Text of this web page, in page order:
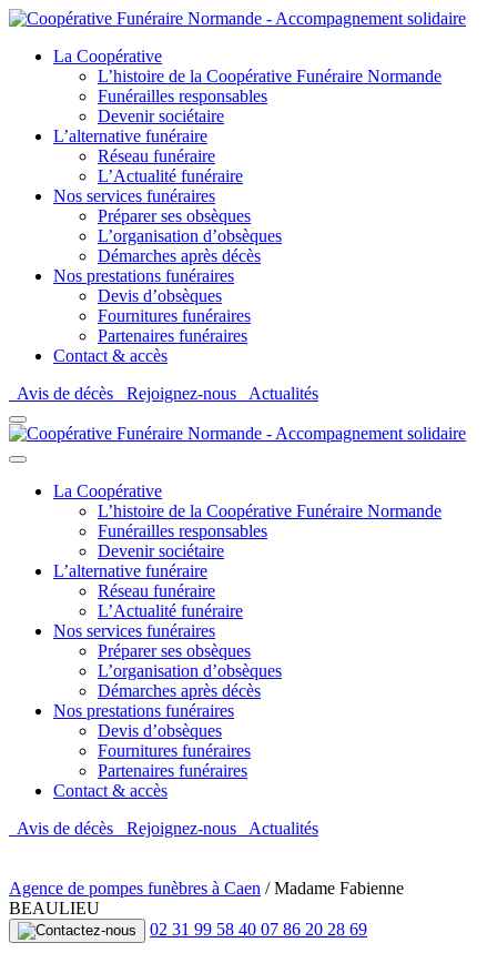
La Coopérative
L’histoire de la Coopérative Funéraire Normande
Funérailles responsables
Devenir sociétaire
L’alternative funéraire
Réseau funéraire
L’Actualité funéraire
Nos services funéraires
Préparer ses obsèques
L’organisation d’obsèques
Démarches après décès
Nos prestations funéraires
Devis d’obsèques
Fournitures funéraires
Partenaires funéraires
Contact & accès
Avis de décès
Rejoignez-nous Actualités
La Coopérative
L’histoire de la Coopérative Funéraire Normande
Funérailles responsables
Devenir sociétaire
L’alternative funéraire
Réseau funéraire
L’Actualité funéraire
Nos services funéraires
Préparer ses obsèques
L’organisation d’obsèques
Démarches après décès
Nos prestations funéraires
Devis d’obsèques
Fournitures funéraires
Partenaires funéraires
Contact & accès
Avis de décès
Rejoignez-nous Actualités
Agence de pompes funèbres à Caen /Madame Fabienne
BEAULIEU
02 31 99 58 40 07 86 20 28 69